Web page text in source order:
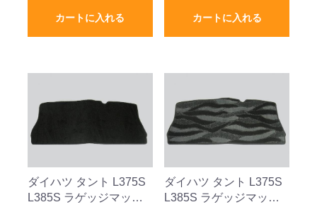
カートに入れる カートに入れる
ダイハツ タント L375S
L385S ラゲッジマット
ダイハツ タント L375S
L385S ラゲッジマット